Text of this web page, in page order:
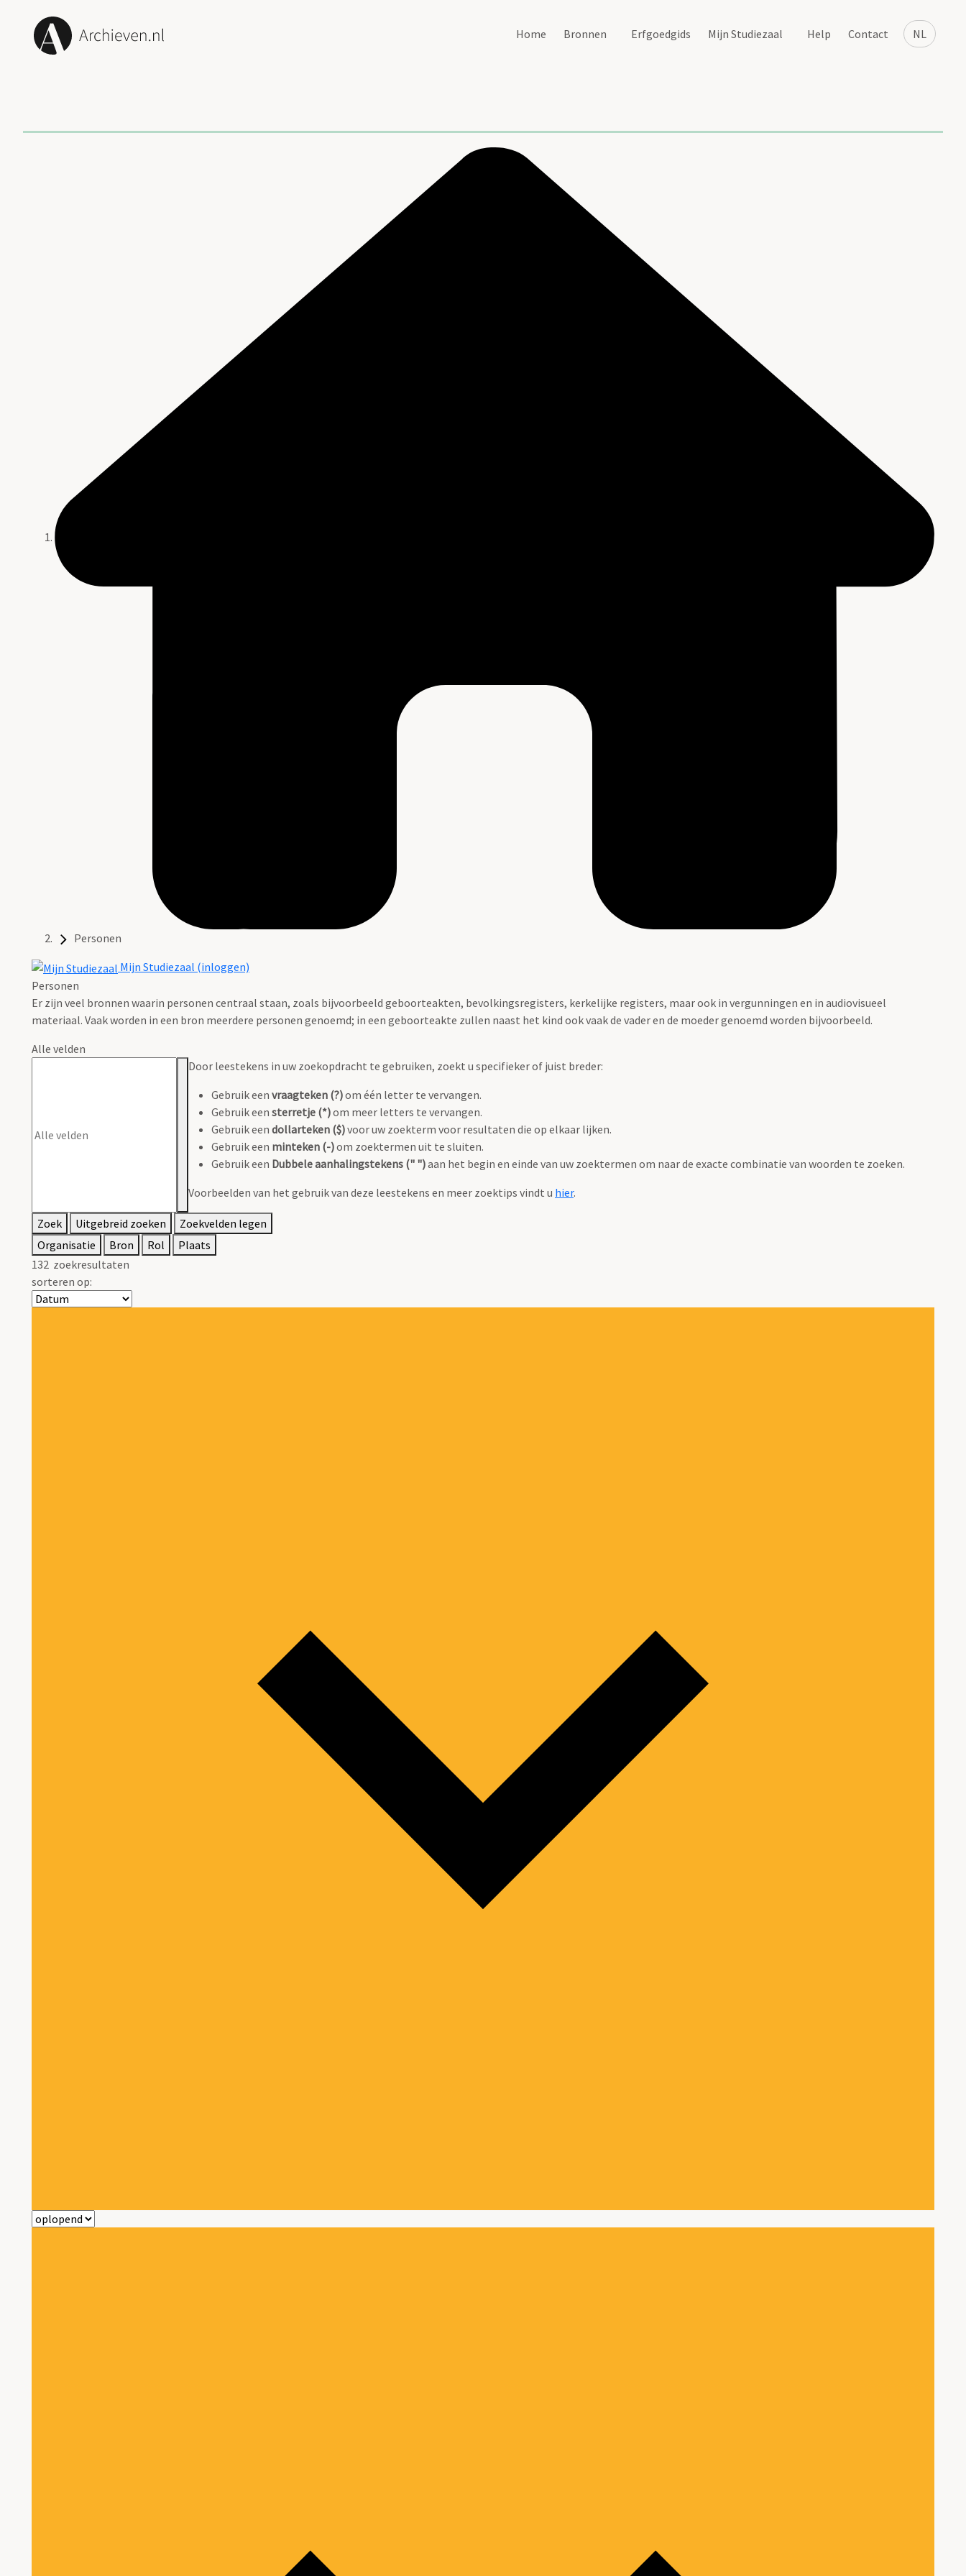
NL
Home Bronnen Erfgoedgids Mijn Studiezaal Help Contact
Personen
Mijn Studiezaal (inloggen)
Personen
Er zijn veel bronnen waarin personen centraal staan, zoals bijvoorbeeld geboorteakten, bevolkingsregisters, kerkelijke registers, maar ook in vergunningen en in audiovisueel
materiaal. Vaak worden in een bron meerdere personen genoemd; in een geboorteakte zullen naast het kind ook vaak de vader en de moeder genoemd worden bijvoorbeeld.
Alle velden
Door leestekens in uw zoekopdracht te gebruiken, zoekt u specifieker of juist breder:
Gebruik een vraagteken (?)om één letter te vervangen.
Gebruik een sterretje (*)om meer letters te vervangen.
Gebruik een dollarteken ($)voor uw zoekterm voor resultaten die op elkaar lijken.
Gebruik een minteken (-)om zoektermen uit te sluiten.
Gebruik een Dubbele aanhalingstekens (" ")aan het begin en einde van uw zoektermen om naar de exacte combinatie van woorden te zoeken.
Voorbeelden van het gebruik van deze leestekens en meer zoektips vindt u hier.
Zoek Uitgebreid zoeken
Zoekvelden legen
Organisatie
Bron Rol
Plaats
132 zoekresultaten
sorteren op: